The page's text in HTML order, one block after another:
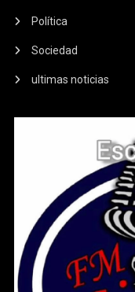
Política
Sociedad
ultimas noticias